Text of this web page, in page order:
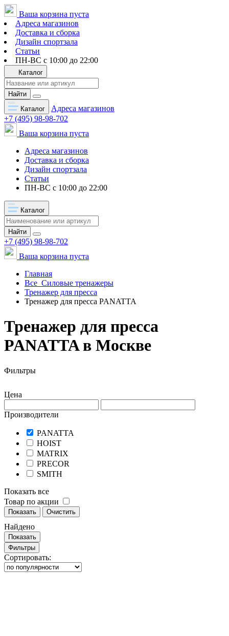
Ваша корзина пуста
Адреса магазинов
Доставка и сборка
Дизайн спортзала
Статьи
ПН-ВС с 10:00 до 22:00
Каталог
Найти
Каталог
Адреса магазинов
+7 (495) 98-98-702
Ваша корзина пуста
Адреса магазинов
Доставка и сборка
Дизайн спортзала
Статьи
ПН-ВС с 10:00 до 22:00
Каталог
Найти
+7 (495) 98-98-702
Ваша корзина пуста
Главная
Все Силовые тренажеры
Тренажер для пресса
Тренажер для пресса PANATTA
Тренажер для пресса
PANATTA в Москве
Фильтры
Цена
Производители
PANATTA
HOIST
MATRIX
PRECOR
SMITH
Показать все
Товар по акции
Показать Очистить
Найдено
Показать
Фильтры
Сортировать: